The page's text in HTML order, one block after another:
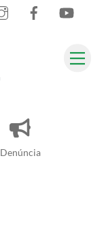
Denúncia
InstagramFacebook